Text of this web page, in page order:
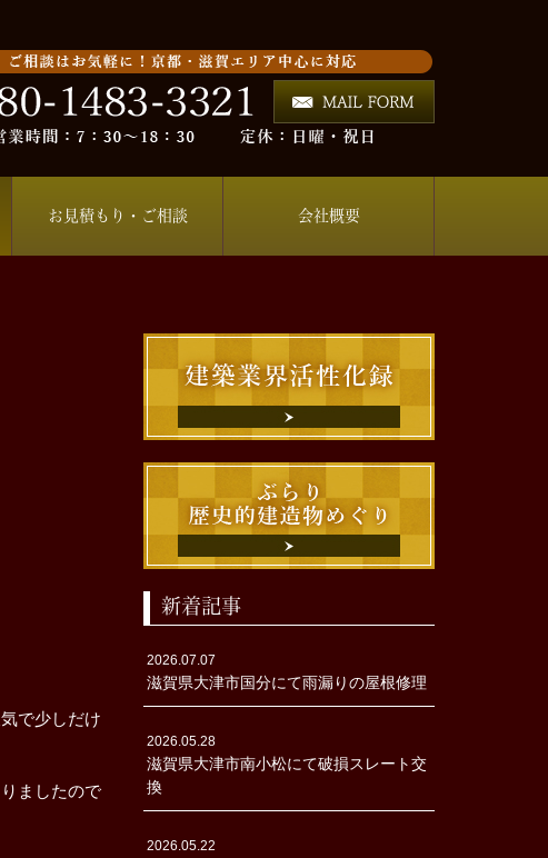
お見積もり・ご相談 会社概要
で少しだけ
ましたので
新着記事
2026.07.07
滋賀県大津市国分にて雨漏りの屋根修理
2026.05.28
滋賀県大津市南小松にて破損スレート交
換
2026.05.22